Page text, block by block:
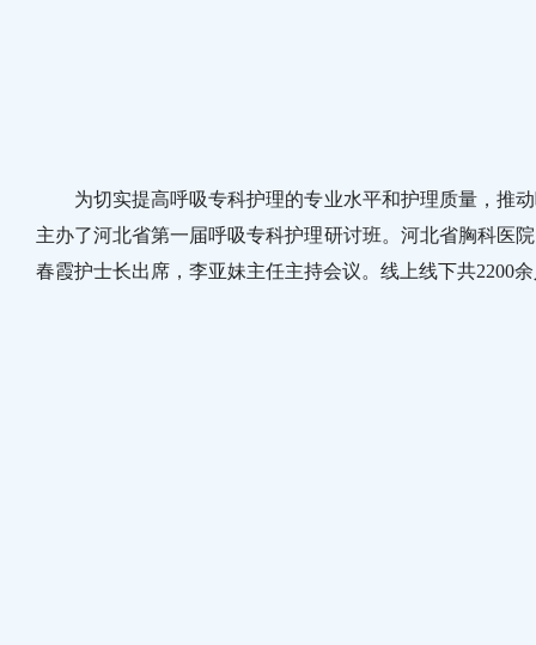
为切实提高呼吸专科护理的专业水平和护理质量，推动
主办了河北省第一届呼吸专科护理研讨班。河北省胸科医
春霞护士长出席，李亚妹主任主持会议。线上线下共2200